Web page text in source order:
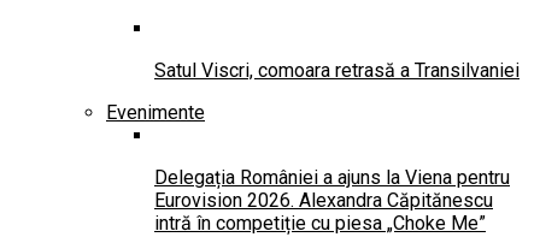
Satul Viscri, comoara retrasă a Transilvaniei
Evenimente
Delegația României a ajuns la Viena pentru
Eurovision 2026. Alexandra Căpitănescu
intră în competiție cu piesa „Choke Me”